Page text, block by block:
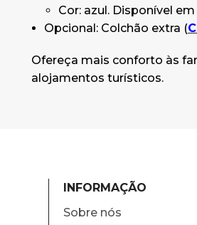
Cor: azul. Disponível
Opcional: Colchão extra (
Ofereça mais conforto às
alojamentos turísticos.
INFORMAÇÃO
Sobre nós